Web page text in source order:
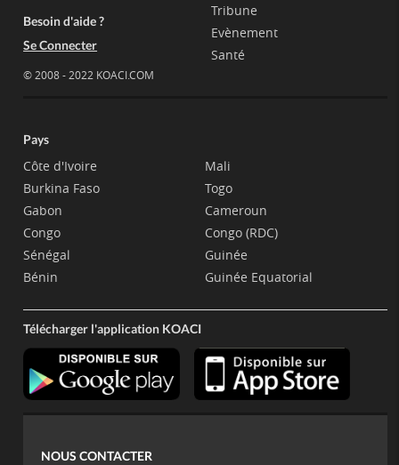
Besoin d'aide ?
Se Connecter
© 2008 - 2022 KOACI.COM
Tribune
Evènement
Santé
Pays
Côte d'Ivoire
Burkina Faso
Gabon
Congo
Sénégal
Bénin
Mali
Togo
Cameroun
Congo (RDC)
Guinée
Guinée Equatorial
Télécharger l'application KOACI
NOUS CONTACTER